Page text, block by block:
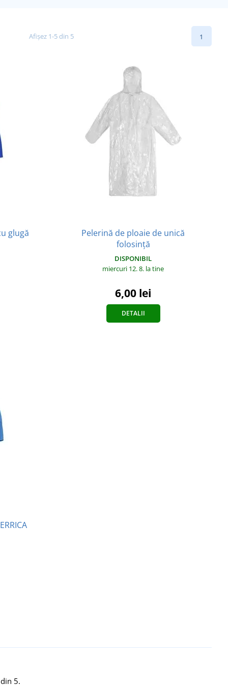
Afișez 1-5 din 5 1
glugă
Pelerină de ploaie de unică
folosință
DISPONIBIL
miercuri 12. 8. la tine
6,00 lei
DETALII
5.